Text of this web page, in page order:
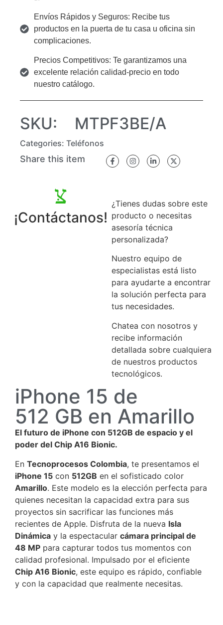
¡Contáctanos!
¿Tienes dudas sobre este
producto o necesitas
asesoría técnica
personalizada?
Nuestro equipo de
especialistas está listo
para ayudarte a encontrar
la solución perfecta para
tus necesidades.
Chatea con nosotros y
recibe información
detallada sobre cualquiera
de nuestros productos
tecnológicos.
iPhone 15 de
512 GB en Amarillo
El futuro de iPhone con 512GB de espacio y el
poder del Chip A16 Bionic.
En Tecnoprocesos Colombia, te presentamos el
iPhone 15 con 512GB en el sofisticado color
Amarillo. Este modelo es la elección perfecta para
quienes necesitan la capacidad extra para sus
proyectos sin sacrificar las funciones más
recientes de Apple. Disfruta de la nueva Isla
Dinámica y la espectacular cámara principal de
48 MP para capturar todos tus momentos con
calidad profesional. Impulsado por el eficiente
Chip A16 Bionic, este equipo es rápido, confiable
y con la capacidad que realmente necesitas.
Envíos Rápidos y Seguros: Recibe tus
productos en la puerta de tu casa u oficina sin
complicaciones.
Precios Competitivos: Te garantizamos una
excelente relación calidad-precio en todo
nuestro catálogo.
SKU: MTPF3BE/A
Categories: Teléfonos
Share this item